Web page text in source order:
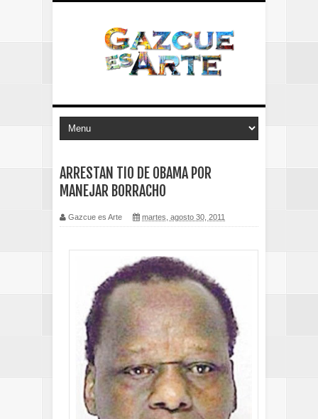
ARRESTAN TIO DE OBAMA POR
MANEJAR BORRACHO
Gazcue es Arte martes, agosto 30, 2011